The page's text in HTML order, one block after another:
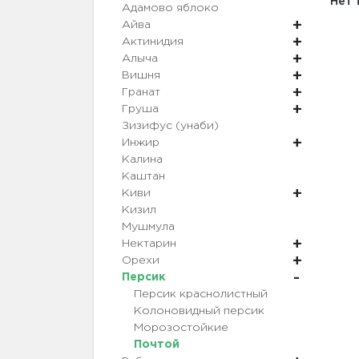
Адамово яблоко
Айва
Актинидия
Алыча
Вишня
Гранат
Груша
Зизифус (унаби)
Инжир
Калина
Каштан
Киви
Кизил
Мушмула
Нектарин
Орехи
Персик
Персик краснолистный
Колоновидный персик
Морозостойкие
Почтой